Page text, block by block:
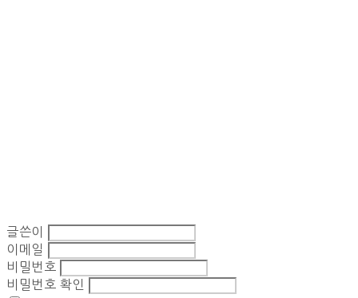
글쓴이
이메일
비밀번호
비밀번호 확인